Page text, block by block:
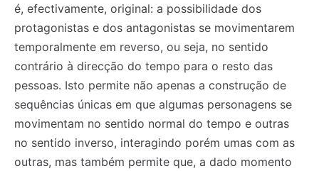
é, efectivamente, original: a possibilidade dos
protagonistas e dos antagonistas se movimentarem
temporalmente em reverso, ou seja, no sentido
contrário à direcção do tempo para o resto das
pessoas. Isto permite não apenas a construção de
sequências únicas em que algumas personagens se
movimentam no sentido normal do tempo e outras
no sentido inverso, interagindo porém umas com as
outras, mas também permite que, a dado momento